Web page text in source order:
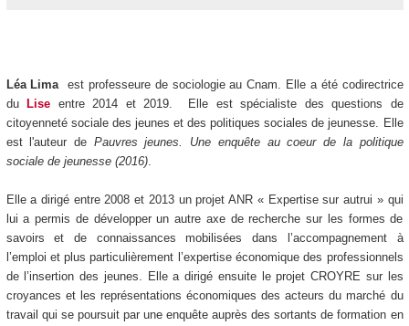
Léa Limaest professeure de sociologie au Cnam. Elle a été codirectrice
du
Lise entre 2014 et 2019. Elle est spécialiste des questions de
citoyenneté sociale des jeunes et des politiques sociales de jeunesse. Elle
est l'auteur de Pauvres jeunes. Une enquête au coeur de la politique
sociale de jeunesse (2016).
Elle a dirigé entre 2008 et 2013 un projet ANR « Expertise sur autrui » qui
lui a permis de développer un autre axe de recherche sur les formes de
savoirs et de connaissances mobilisées dans l’accompagnement à
l’emploi et plus particulièrement l’expertise économique des professionnels
de l’insertion des jeunes. Elle a dirigé ensuite le projet CROYRE sur les
croyances et les représentations économiques des acteurs du marché du
travail qui se poursuit par une enquête auprès des sortants de formation en